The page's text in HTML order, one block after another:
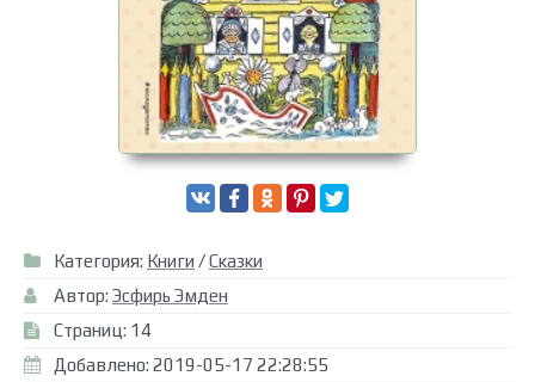
Категория: Книги /Сказки
Автор: Эсфирь Эмден
Страниц: 14
Добавлено: 2019-05-17 22:28:55